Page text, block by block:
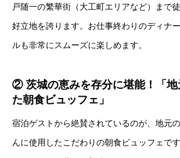
戸随一の繁華街（大工町エリアなど）まで
好立地を誇ります。お仕事終わりのディナ
ルも非常にスムーズに楽しめます。
② 茨城の恵みを存分に堪能！「地
た朝食ビュッフェ」
宿泊ゲストから絶賛されているのが、地元
んに使用したこだわりの朝食ビュッフェで